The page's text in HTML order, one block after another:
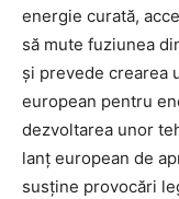
energie curată,
să mute fuziunea
și prevede crearea
european pentru
dezvoltarea unor
lanț european de
susține provocări